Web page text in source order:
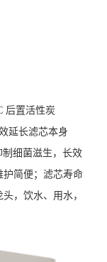
后置活性炭
延长滤芯本身
细菌滋生，长效
护简便；滤芯寿命
，饮水、用水，